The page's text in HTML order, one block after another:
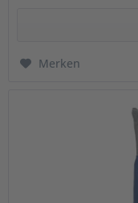
Merken